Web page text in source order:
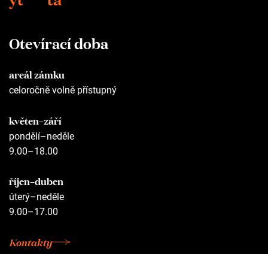
Otevírací doba
areál zámku
celoročně volně přístupný
květen–září
pondělí–neděle
9.00–18.00
říjen–duben
úterý–neděle
9.00–17.00
Kontakty